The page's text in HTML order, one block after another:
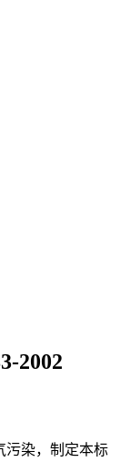
2002
染，制定本标